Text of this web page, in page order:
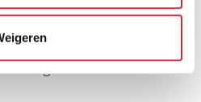
eisen van de tijd. Het project
en in 2015 werd de Twee
aangesteld voor het totale